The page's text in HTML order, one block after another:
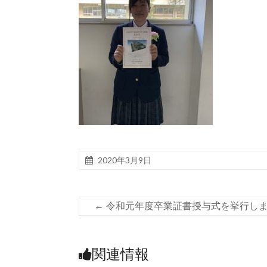
2020年3月9日
← 令和元年度卒業証書授与式を挙行し
関連情報